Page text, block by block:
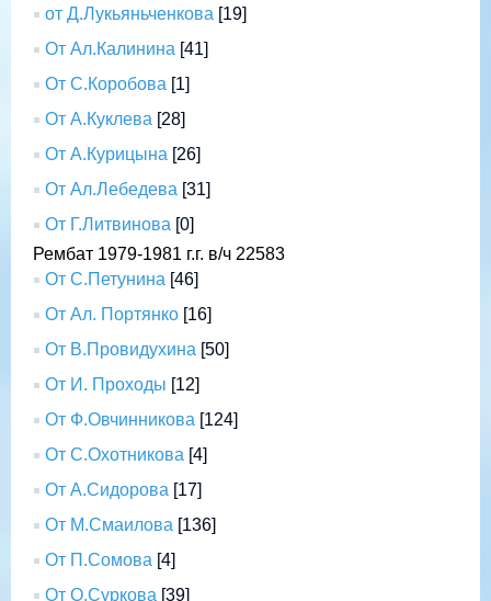
от Д.Лукьяньченкова [19]
От Ал.Калинина [41]
От С.Коробова [1]
От А.Куклева [28]
От А.Курицына [26]
От Ал.Лебедева [31]
От Г.Литвинова [0]
Рембат 1979-1981 г.г. в/ч 22583
От С.Петунина [46]
От Ал. Портянко [16]
От В.Провидухина [50]
От И. Проходы [12]
От Ф.Овчинникова [124]
От С.Охотникова [4]
От А.Сидорова [17]
От М.Смаилова [136]
От П.Сомова [4]
От О.Суркова [39]